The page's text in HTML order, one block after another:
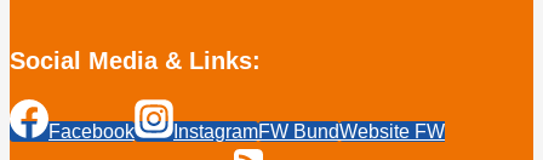
Social Media & Links:
Facebook InstagramFW BundWebsite FW